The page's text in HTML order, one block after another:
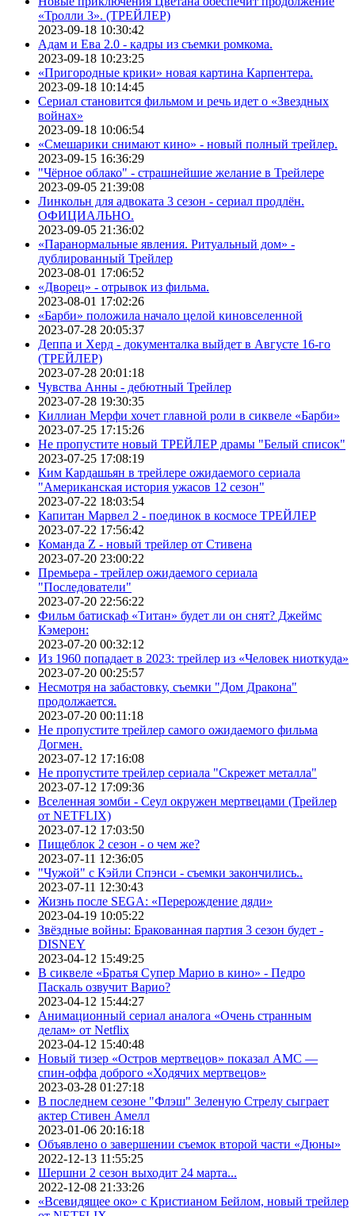
«Тролли 3». (ТРЕЙЛЕР)
2023-09-18 10:30:42
Адам и Ева 2.0 - кадры из съемки ромкома.
2023-09-18 10:23:25
«Пригородные крики» новая картина Карпентера.
2023-09-18 10:14:45
Сериал становится фильмом и речь идет о «Звездных
войнах»
2023-09-18 10:06:54
«Смешарики снимают кино» - новый полный трейлер.
2023-09-15 16:36:29
"Чёрное облако" - страшнейшие желание в Трейлере
2023-09-05 21:39:08
Линкольн для адвоката 3 сезон - сериал продлён.
ОФИЦИАЛЬНО.
2023-09-05 21:36:02
«Паранормальные явления. Ритуальный дом» -
дублированный Трейлер
2023-08-01 17:06:52
«Дворец» - отрывок из фильма.
2023-08-01 17:02:26
«Барби» положила начало целой киновселенной
2023-07-28 20:05:37
Деппа и Херд - документалка выйдет в Августе 16-го
(ТРЕЙЛЕР)
2023-07-28 20:01:18
Чувства Анны - дебютный Трейлер
2023-07-28 19:30:35
Киллиан Мерфи хочет главной роли в сиквеле «Барби»
2023-07-25 17:15:26
Не пропустите новый ТРЕЙЛЕР драмы "Белый список"
2023-07-25 17:08:19
Ким Кардашьян в трейлере ожидаемого сериала
"Американская история ужасов 12 сезон"
2023-07-22 18:03:54
Капитан Марвел 2 - поединок в космосе ТРЕЙЛЕР
2023-07-22 17:56:42
Команда Z - новый трейлер от Стивена
2023-07-20 23:00:22
Премьера - трейлер ожидаемого сериала
"Последователи"
2023-07-20 22:56:22
Фильм батискаф «Титан» будет ли он снят? Джеймс
Кэмерон:
2023-07-20 00:32:12
Из 1960 попадает в 2023: трейлер из «Человек ниоткуда»
2023-07-20 00:25:57
Несмотря на забастовку, съемки "Дом Дракона"
продолжается.
2023-07-20 00:11:18
Не пропустите трейлер самого ожидаемого фильма
Догмен.
2023-07-12 17:16:08
Не пропустите трейлер сериала "Скрежет металла"
2023-07-12 17:09:36
Вселенная зомби - Сеул окружен мертвецами (Трейлер
от NETFLIX)
2023-07-12 17:03:50
Пищеблок 2 сезон - о чем же?
2023-07-11 12:36:05
"Чужой" с Кэйли Спэнси - съемки закончились..
2023-07-11 12:30:43
Жизнь после SEGA: «Перерождение дяди»
2023-04-19 10:05:22
Звёздные войны: Бракованная партия 3 сезон будет -
DISNEY
2023-04-12 15:49:25
В сиквеле «Братья Супер Марио в кино» - Педро
Паскаль озвучит Варио?
2023-04-12 15:44:27
Анимационный сериал аналога «Очень странным
делам» от Netflix
2023-04-12 15:40:48
Новый тизер «Остров мертвецов» показал АМС —
спин-оффа доброго «Ходячих мертвецов»
2023-03-28 01:27:18
В последнем сезоне "Флэш" Зеленую Стрелу сыграет
актер Стивен Амелл
2023-01-06 20:16:18
Объявлено о завершении съемок второй части «Дюны»
2022-12-13 11:55:25
Шершни 2 сезон выходит 24 марта...
2022-12-08 21:33:26
«Всевидящее око» с Кристианом Бейлом, новый трейлер